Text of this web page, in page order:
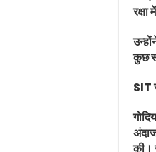
कुछ
SIT